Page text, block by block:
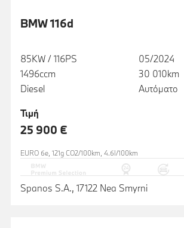
BMW 116d
85KW / 116PS
1496ccm
Diesel
05/2024
30 010km
Αυτόματο
Τιμή
25 900 €
EURO 6e, 121g CO2/100km, 4.6l/100km
Spanos S.A., 17122 Nea Smyrni